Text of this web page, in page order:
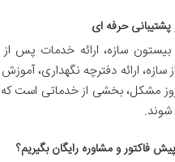
حرفه ای
بیستون سازه، ارائه خدمات پس
سازه، ارائه دفترچه نگهداری،
مشکل، بخشی از خدماتی است
شوند.
فاکتور و مشاوره رایگان بگیریم؟